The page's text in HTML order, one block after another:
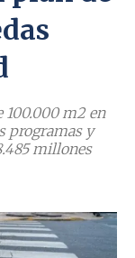
100.000 m2 en
programas y
millones